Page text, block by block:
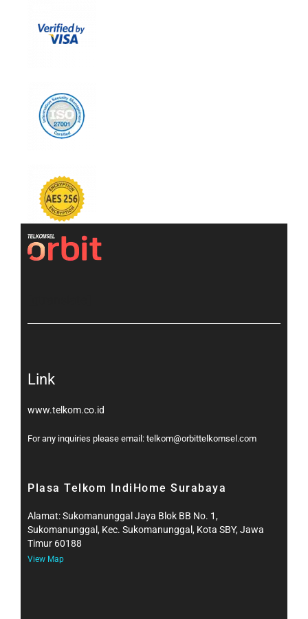
Link
www.telkom.co.id
For any inquiries please email: telkom@orbittelkomsel.com
Plasa Telkom IndiHome Surabaya
Alamat: Sukomanunggal Jaya Blok BB No. 1,
Sukomanunggal, Kec. Sukomanunggal, Kota SBY, Jawa
Timur 60188
View Map